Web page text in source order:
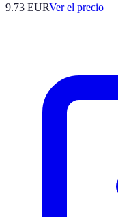
9.73 EURVer el precio